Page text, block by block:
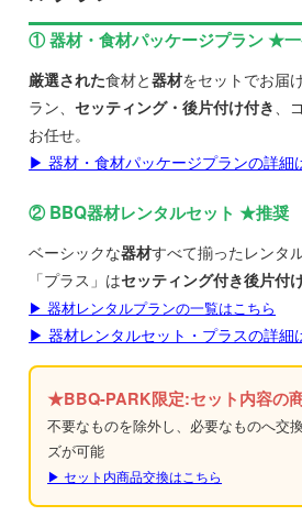
① 器材・食材パッケージプラン ★
厳選された食材と器材をセットでお届
ラン、セッティング・後片付け付き
お任せ。
▶ 器材・食材パッケージプランの詳細
② BBQ器材レンタルセット ★推奨
ベーシックな器材すべて揃ったレンタ
「プラス」はセッティング付き後片付
▶ 器材レンタルプランの一覧はこちら
▶ 器材レンタルセット・プラスの詳細
★BBQ-PARK限定:セット内容の
不要なものを除外し、必要なものへ交
ズが可能
▶ セット内商品交換はこちら